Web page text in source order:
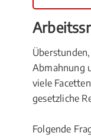
Überstunden,
Abmahnung
viele
gesetzliche
Folgende